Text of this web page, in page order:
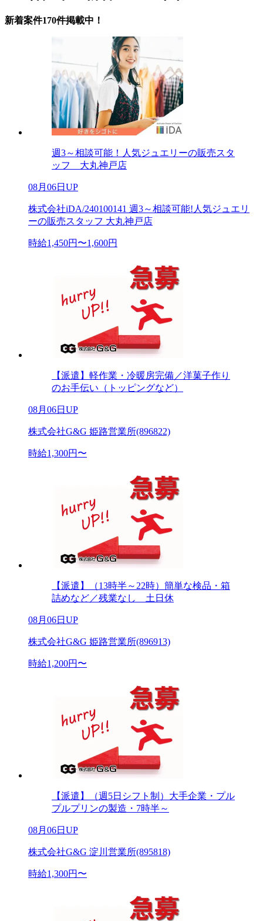
新着案件170件掲載中！
週3～相談可能！人気ジュエリーの販売スタ
ッフ 大丸神戸店
08月06日UP
株式会社iDA/240100141 週3～相談可能!人気ジュエリ
ーの販売スタッフ 大丸神戸店
時給1,450円〜1,600円
【派遣】軽作業・冷暖房完備／洋菓子作り
のお手伝い（トッピングなど）
08月06日UP
株式会社G&G 姫路営業所(896822)
時給1,300円〜
【派遣】（13時半～22時）簡単な検品・箱
詰めなど／残業なし 土日休
08月06日UP
株式会社G&G 姫路営業所(896913)
時給1,200円〜
【派遣】（週5日シフト制）大手企業・プル
プルプリンの製造・7時半～
08月06日UP
株式会社G&G 淀川営業所(895818)
時給1,300円〜